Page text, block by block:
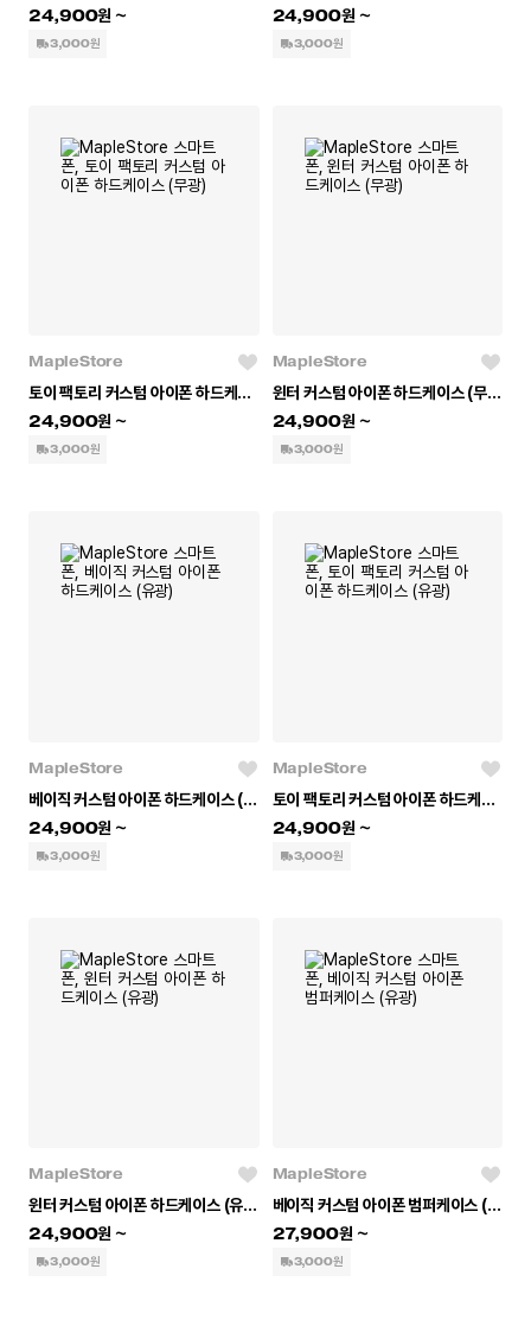
24,900
3,000원
24,900
3,000원
MapleStore
토이 팩토리 커스텀 아이폰 하드케이스 (무광)
24,900
3,000원
MapleStore
윈터 커스텀 아이폰 하드케이스 (무광)
24,900
3,000원
MapleStore
베이직 커스텀 아이폰 하드케이스 (유광)
24,900
3,000원
MapleStore
토이 팩토리 커스텀 아이폰 하드케이스 (유광)
24,900
3,000원
MapleStore
윈터 커스텀 아이폰 하드케이스 (유광)
24,900
3,000원
MapleStore
베이직 커스텀 아이폰 범퍼케이스 (유광)
27,900
3,000원